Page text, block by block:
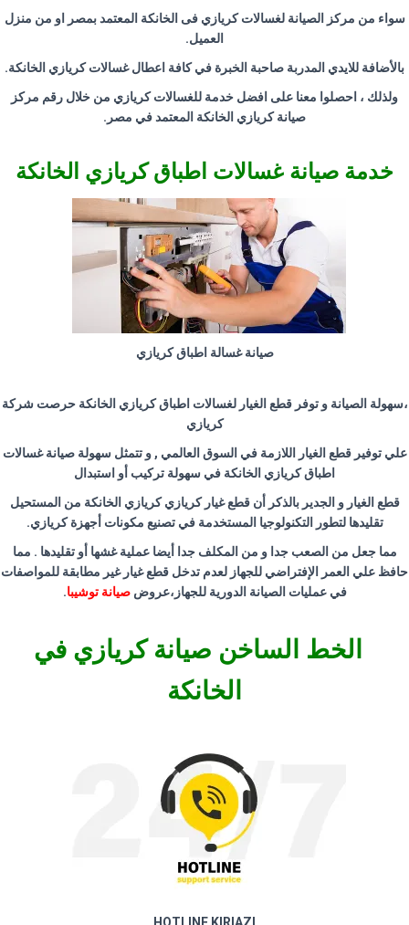
سواء من مركز الصيانة لغسالات كريازي فى الخانكة المعتمد بمصر او من منزل
العميل.
بالأضافة للايدي المدربة صاحبة الخبرة في كافة اعطال غسالات كريازي الخانكة.
ولذلك ، احصلوا معنا على افضل خدمة للغسالات كريازي من خلال رقم مركز
صيانة كريازي الخانكة المعتمد في مصر .
خدمة صيانة غسالات اطباق كريازي الخانكة
صيانة غسالة اطباق كريازي
،سهولة الصيانة و توفر قطع الغيار لغسالات اطباق كريازي الخانكة حرصت شركة
كريازي
علي توفير قطع الغيار اللازمة في السوق العالمي , و تتمثل سهولة صيانة غسالات
اطباق كريازي الخانكة في سهولة تركيب أو استبدال
قطع الغيار و الجدير بالذكر أن قطع غيار كريازي كريازي الخانكة من المستحيل
تقليدها لتطور التكنولوجيا المستخدمة في تصنيع مكونات أجهزة كريازي.
مما جعل من الصعب جدا و من المكلف جدا أيضا عملية غشها أو تقليدها . مما
حافظ علي العمر الإفتراضي للجهاز لعدم تدخل قطع غيار غير مطابقة للمواصفات
في عمليات الصيانة الدورية للجهاز،عروض صيانة توشيبا.
الخط الساخن صيانة كريازي في
الخانكة